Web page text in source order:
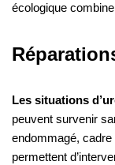
écologique
Les situations
peuvent survenir
endommagé,
permettent